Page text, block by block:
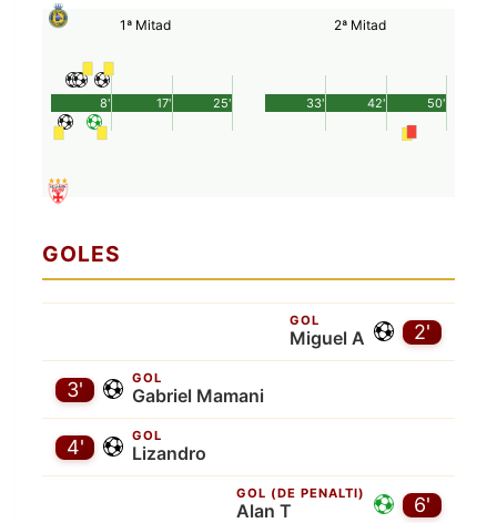
1ª Mitad
25'
8' 17'
2ª Mitad
50'
33' 42'
GOLES
2'
GOL
Miguel A
GOL
Gabriel Mamani
3'
GOL
Lizandro
4'
6'
GOL (DE PENALTI)
Alan T